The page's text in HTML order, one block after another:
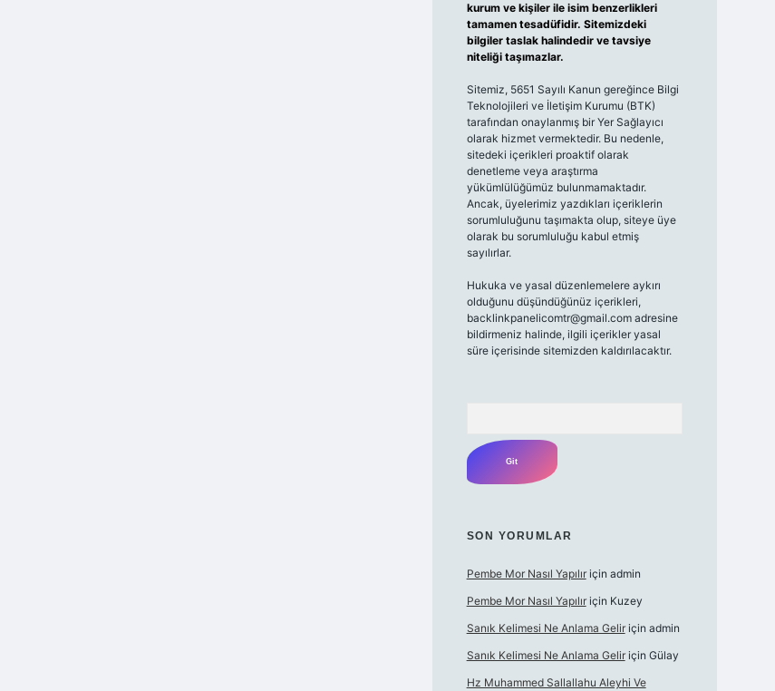
kurum ve kişiler ile isim benzerlikleri
tamamen tesadüfidir. Sitemizdeki
bilgiler taslak halindedir ve tavsiye
niteliği taşımazlar.
Sitemiz, 5651 Sayılı Kanun gereğince Bilgi
Teknolojileri ve İletişim Kurumu (BTK)
tarafından onaylanmış bir Yer Sağlayıcı
olarak hizmet vermektedir. Bu nedenle,
sitedeki içerikleri proaktif olarak
denetleme veya araştırma
yükümlülüğümüz bulunmamaktadır.
Ancak, üyelerimiz yazdıkları içeriklerin
sorumluluğunu taşımakta olup, siteye üye
olarak bu sorumluluğu kabul etmiş
sayılırlar.
Hukuka ve yasal düzenlemelere aykırı
olduğunu düşündüğünüz içerikleri,
backlinkpanelicomtr@gmail.comadresine
bildirmeniz halinde, ilgili içerikler yasal
süre içerisinde sitemizden kaldırılacaktır.
SON YORUMLAR
Pembe Mor Nasıl Yapılıriçin admin
Pembe Mor Nasıl Yapılıriçin Kuzey
Sanık Kelimesi Ne Anlama Geliriçin admin
Sanık Kelimesi Ne Anlama Geliriçin Gülay
Hz Muhammed Sallallahu Aleyhi Ve